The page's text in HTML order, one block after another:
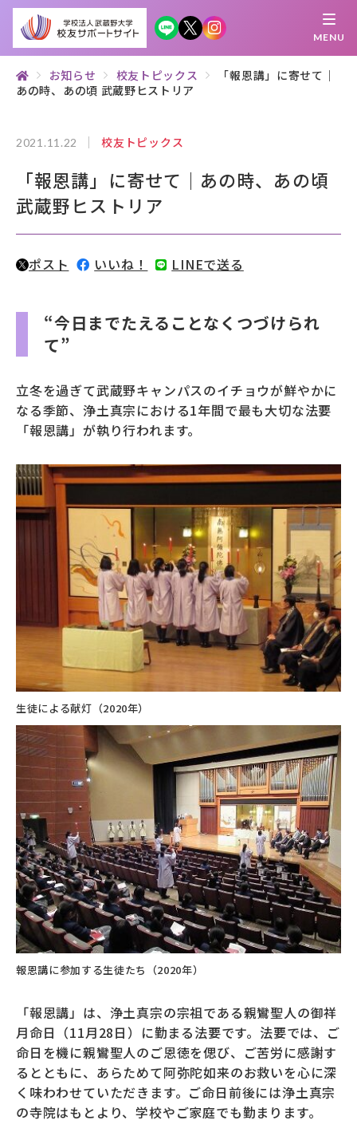
MENU
集 う 学 ぶ 知 る
母校について
むらさき会・くれない会について
お知らせ
武蔵野マガジン
創立100周年記念事業
募財（寄付）
採用情報
各種手続き・ご案内
卒業後の学び
武蔵野TV お問い合わせ
よくあるご質問 プライバシーポリシー
サイトポリシー サイトマップ
お知らせ 校友トピックス
「報恩講」に寄せて｜
あの時、あの頃 武蔵野ヒストリア
2021.11.22 校友トピックス
「報恩講」に寄せて｜あの時、あの頃
武蔵野ヒストリア
ポスト いいね！ LINEで送る
“今日までたえることなくつづけられ
て”
立冬を過ぎて武蔵野キャンパスのイチョウが鮮やかに
なる季節、浄土真宗における1年間で最も大切な法要
「報恩講」が執り行われます。
生徒による献灯（2020年）
報恩講に参加する生徒たち（2020年）
「報恩講」は、浄土真宗の宗祖である親鸞聖人の御祥
月命日（11月28日）に勤まる法要です。法要では、ご
命日を機に親鸞聖人のご恩徳を偲び、ご苦労に感謝す
るとともに、あらためて阿弥陀如来のお救いを心に深
く味わわせていただきます。ご命日前後には浄土真宗
の寺院はもとより、学校やご家庭でも勤まります。